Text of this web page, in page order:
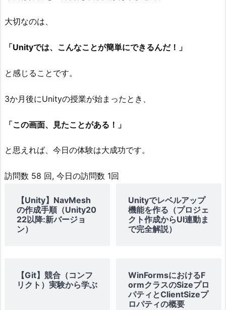
大切なのは、
「Unityでは、こんなことが簡単にできるんだ！」
と感じることです。
3か月後にUnityの授業が始まったとき、
「この画面、見たことがある！」
と思えれば、今日の体験は大成功です。
訪問数 58 回, 今日の訪問数 1回
【Unity】NavMesh
の作成手順（Unity20
22以降:新バージョ
ン）
Unityでレベルアップ
機能を作る（プロジェ
クト作成からUI連動ま
で完全解説）
【Git】競合（コンフ
リクト）実験から学ぶ
WinFormsにおけるF
ormクラスのSizeプロ
パティとClientSizeプ
ロパティの概要